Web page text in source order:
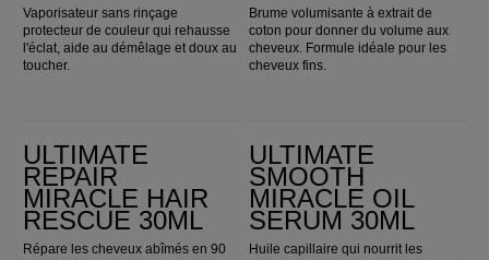
Vaporisateur sans rinçage
protecteur de couleur qui rehausse
l'éclat, aide au démêlage et doux au
toucher.
Brume volumisante à extrait de
coton pour donner du volume aux
cheveux. Formule idéale pour les
cheveux fins.
ULTIMATE
REPAIR
MIRACLE HAIR
RESCUE 30ML
Répare les cheveux abîmés en 90
ULTIMATE
SMOOTH
MIRACLE OIL
SERUM 30ML
Huile capillaire qui nourrit les